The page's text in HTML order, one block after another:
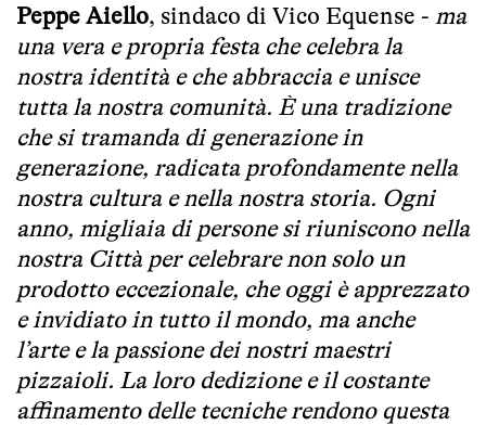
Peppe Aiello, sindaco di Vico Equense - ma
una vera e propria festa che celebra la
nostra identità e che abbraccia e unisce
tutta la nostra comunità. È una tradizione
che si tramanda di generazione in
generazione, radicata profondamente nella
nostra cultura e nella nostra storia. Ogni
anno, migliaia di persone si riuniscono nella
nostra Città per celebrare non solo un
prodotto eccezionale, che oggi è apprezzato
e invidiato in tutto il mondo, ma anche
l’arte e la passione dei nostri maestri
pizzaioli. La loro dedizione e il costante
affinamento delle tecniche rendono questa